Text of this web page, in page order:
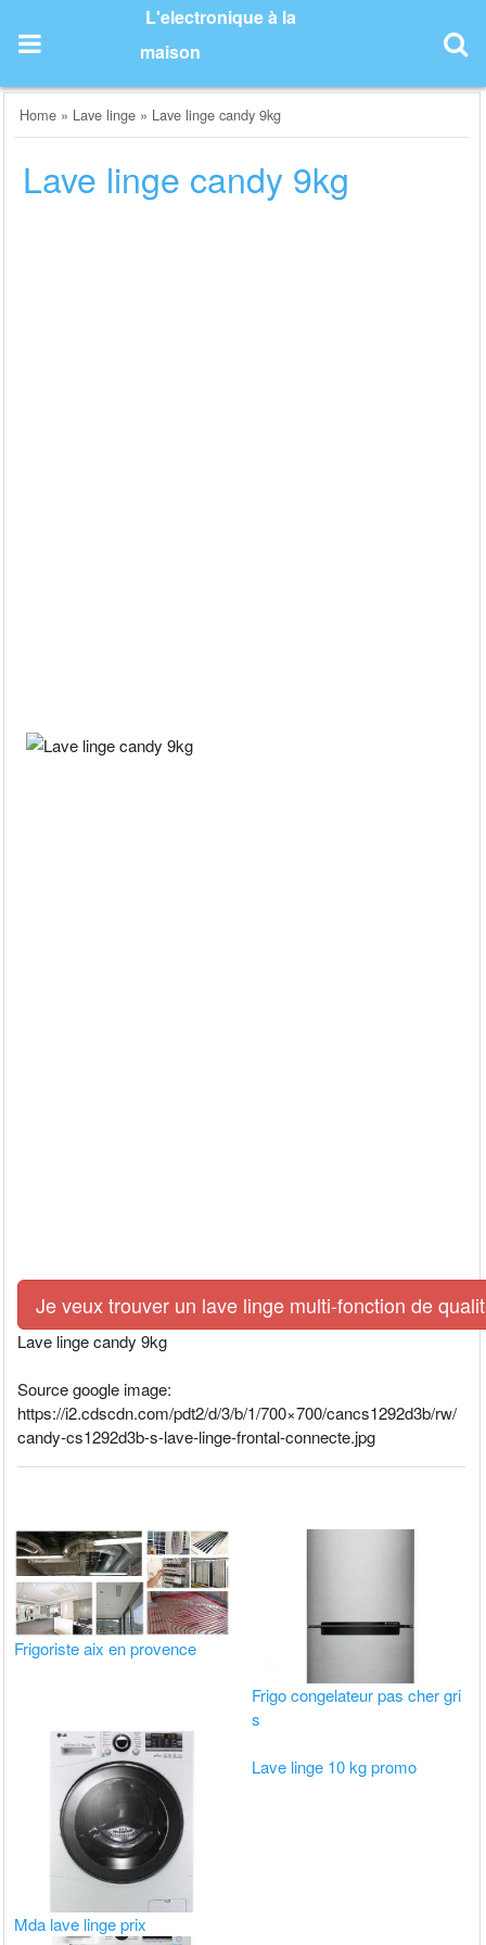
content
L'electronique à la
maison
Home » Lave linge » Lave linge candy 9kg
Lave linge candy 9kg
Je veux trouver un lave linge multi-fonction de
Lave linge candy 9kg
Source google image:
https://i2.cdscdn.com/pdt2/d/3/b/1/700×700/cancs1292d3b/rw/
candy-cs1292d3b-s-lave-linge-frontal-connecte.jpg
Frigoriste aix en provence
Frigo congelateur pas cher gri
s
Mda lave linge prix
Lave linge 10 kg promo